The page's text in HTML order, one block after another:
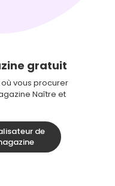
gratuit
vous procurer
Naître et
de